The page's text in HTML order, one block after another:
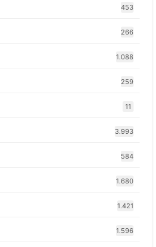
453
266
1.088
259
11
3.993
584
1.680
1.421
1.596